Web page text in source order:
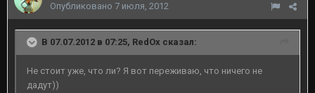
Опубликовано 7 июля, 2012
В 07.07.2012 в 07:25, RedOx сказал:
Не стоит уже, что ли? Я вот переживаю, что ничего не
дадут))